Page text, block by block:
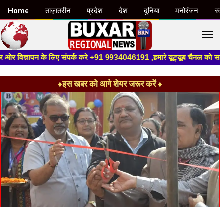
संपर्क करे +91 9934046191 ,हमारे यूट्यूब चैनल को सबस्क्राइब करें,
♦इस खबर को आगे शेयर जरूर करें ♦
Home ताज़ातरीन प्रदेश देश दुनिया मनोरंजन